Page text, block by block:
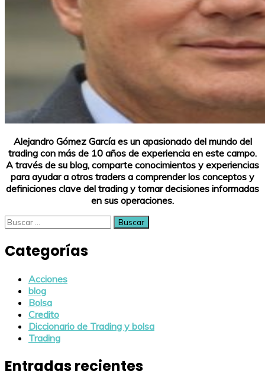
Alejandro Gómez García es un apasionado del mundo del
trading con más de 10 años de experiencia en este campo.
A través de su blog, comparte conocimientos y experiencias
para ayudar a otros traders a comprender los conceptos y
definiciones clave del trading y tomar decisiones informadas
en sus operaciones.
Buscar:
Categorías
Acciones
blog
Bolsa
Credito
Diccionario de Trading y bolsa
Trading
Entradas recientes